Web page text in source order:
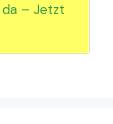
– Jetzt